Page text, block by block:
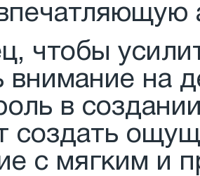
чтобы
внимание на
в
создать
с мягким и